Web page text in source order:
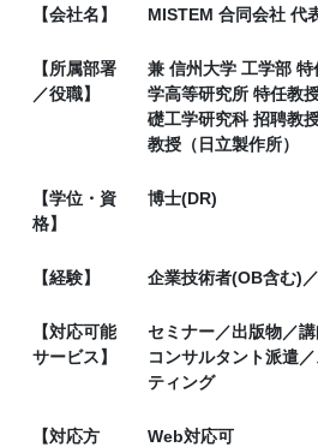
【会社名】 MISTEM 合同会社 代
【所属部署
／役職】
兼 信州大学 工学部
学高等研究所 特任教
礎工学研究科 招聘教
教授（日立製作所）
【学位・資
格】
博士(DR)
【経験】 企業技術者(OB含む)
【対応可能
サービス】
セミナー／出版物／
コンサルタント派遣
ティング
【対応方
Web対応可